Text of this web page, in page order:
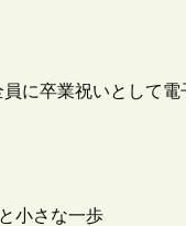
に卒業祝いとして
小さな一歩